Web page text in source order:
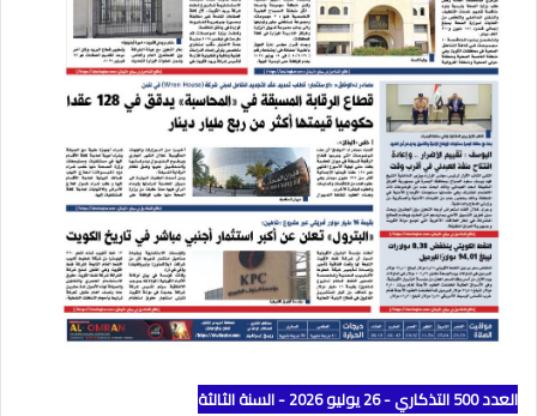
العدد 500 التذكاري - 26 يوليو 2026 - السنة الثالثة